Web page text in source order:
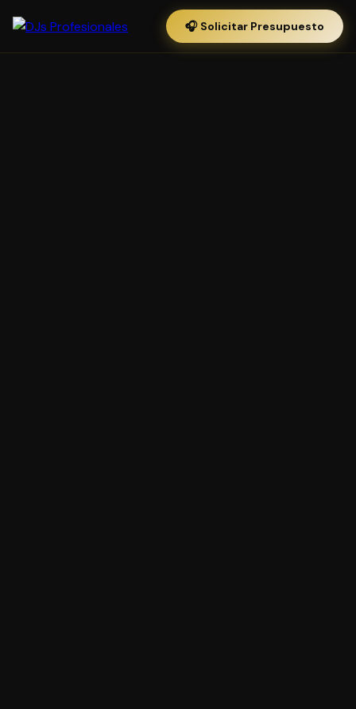
🎧 Solicitar Presupuesto